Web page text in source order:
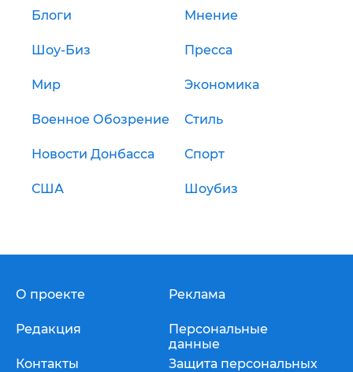
Блоги Мнение
Шоу-Биз Пресса
Мир Экономика
Военное Обозрение Стиль
Новости Донбасса Спорт
США Шоубиз
О проекте
Редакция
Контакты
Реклама
Персональные
данные
Защита персональных